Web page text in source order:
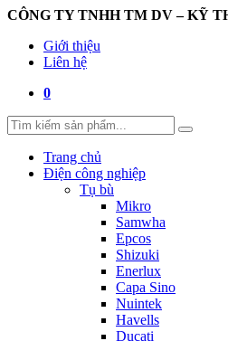
CÔNG TY TNHH TM DV – KỸ
Giới thiệu
Liên hệ
0
Trang chủ
Điện công nghiệp
Tụ bù
Mikro
Samwha
Epcos
Shizuki
Enerlux
Capa Sino
Nuintek
Havells
Ducati